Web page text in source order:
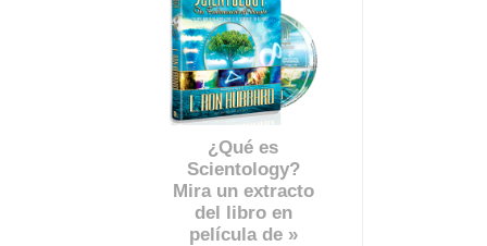
¿Qué es
Scientology?
Mira un extracto
del libro en
película de »